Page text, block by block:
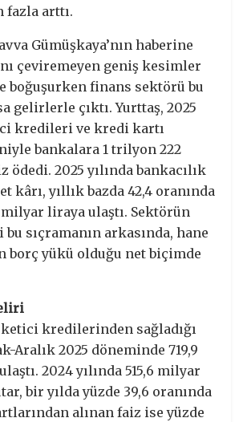
fazla arttı.
Gümüşkaya’nın haberine
çeviremeyen geniş kesimler
boğuşurken finans sektörü bu
gelirlerle çıktı. Yurttaş, 2025
kredileri ve kredi kartı
bankalara 1 trilyon 222
2025 yılında bankacılık
kârı, yıllık bazda 42,4 oranında
liraya ulaştı. Sektörün
bu sıçramanın arkasında, hane
borç yükü olduğu net biçimde
kredilerinden sağladığı
Aralık 2025 döneminde 719,9
2024 yılında 515,6 milyar
bir yılda yüzde 39,6 oranında
alınan faiz ise yüzde